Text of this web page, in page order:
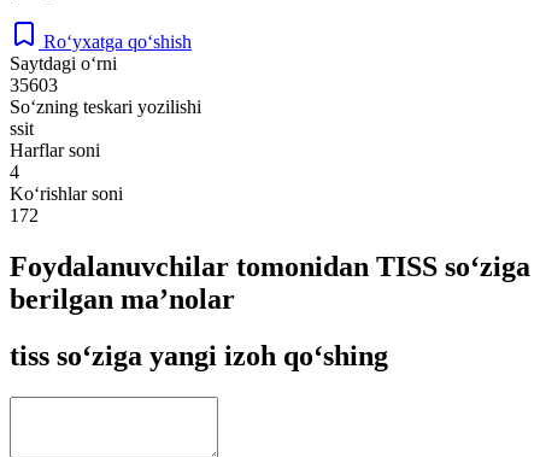
Ro‘yxatga qo‘shish
Saytdagi o‘rni
35603
So‘zning teskari yozilishi
ssit
Harflar soni
4
Ko‘rishlar soni
172
Foydalanuvchilar tomonidan TISS so‘ziga
berilgan ma’nolar
tiss so‘ziga yangi izoh qo‘shing